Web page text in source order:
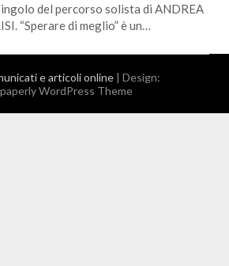
del percorso solista di ANDREA
“Sperare di meglio” è un…
e articoli online | Design:
WordPress Theme